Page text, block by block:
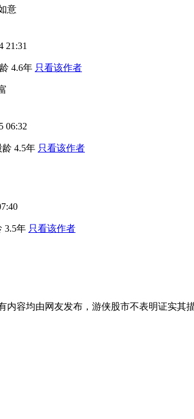
意
4.6年 只看该作者
4.5年 只看该作者
3.5年 只看该作者
内容均由网友发布，游侠股市不表明证实其